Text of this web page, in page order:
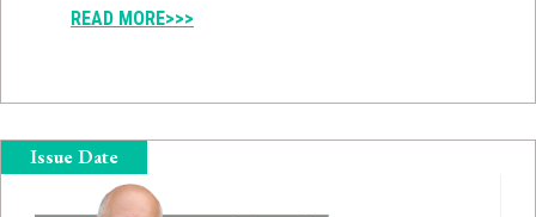
READ MORE>>>
Issue Date